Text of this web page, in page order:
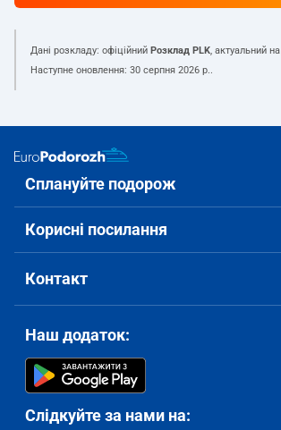
Дані розкладу: офіційний Розклад PLK, актуальний на
Наступне оновлення: 30 серпня 2026 р..
Сплануйте подорож
Корисні посилання
Контакт
Наш додаток:
Слідкуйте за нами на: